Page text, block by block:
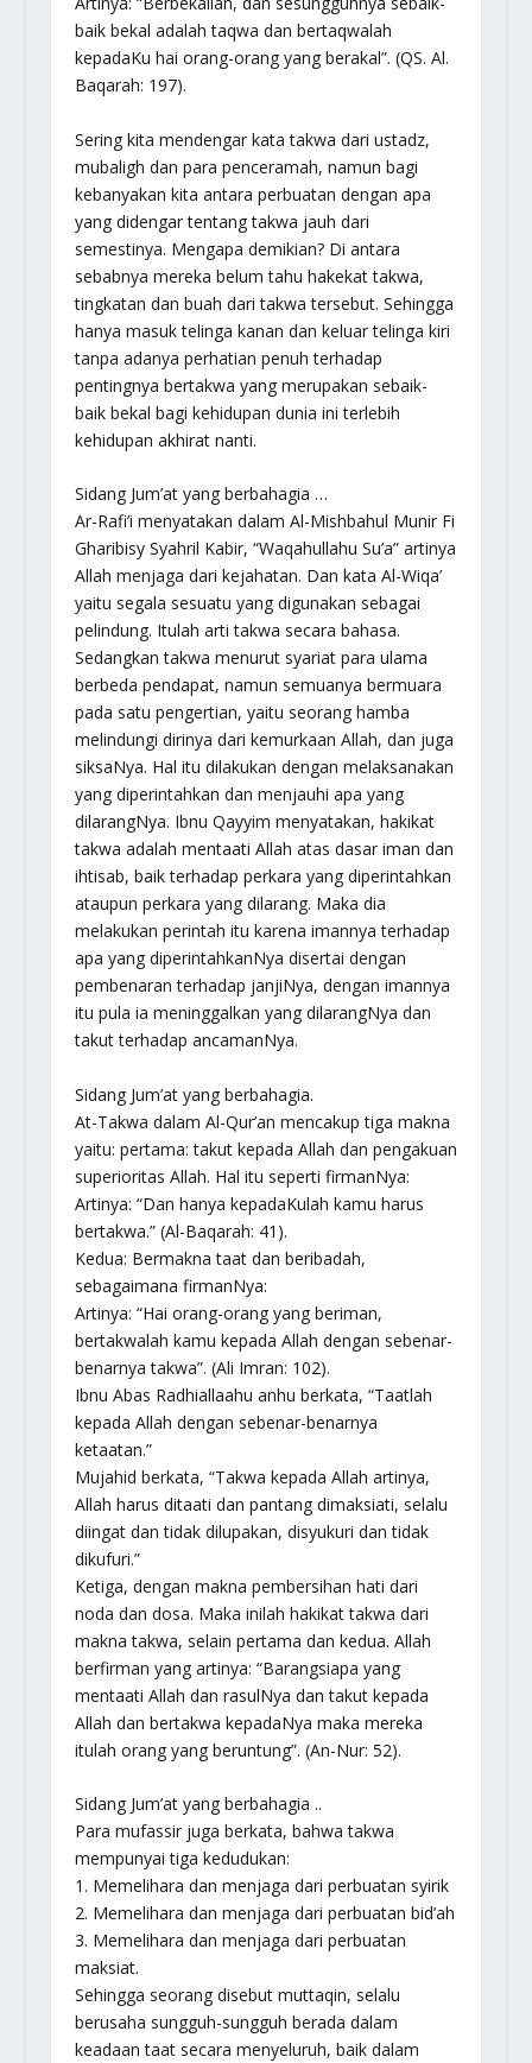
baik bekal adalah taqwa dan bertaqwalah
kepadaKu hai orang-orang yang berakal”. (QS. Al.
Baqarah: 197).
Sering kita mendengar kata takwa dari ustadz,
mubaligh dan para penceramah, namun bagi
kebanyakan kita antara perbuatan dengan apa
yang didengar tentang takwa jauh dari
semestinya. Mengapa demikian? Di antara
sebabnya mereka belum tahu hakekat takwa,
tingkatan dan buah dari takwa tersebut. Sehingga
hanya masuk telinga kanan dan keluar telinga kiri
tanpa adanya perhatian penuh terhadap
pentingnya bertakwa yang merupakan sebaik-
baik bekal bagi kehidupan dunia ini terlebih
kehidupan akhirat nanti.
Sidang Jum’at yang berbahagia …
Ar-Rafi’i menyatakan dalam Al-Mishbahul Munir Fi
Gharibisy Syahril Kabir, “Waqahullahu Su’a” artinya
Allah menjaga dari kejahatan. Dan kata Al-Wiqa’
yaitu segala sesuatu yang digunakan sebagai
pelindung. Itulah arti takwa secara bahasa.
Sedangkan takwa menurut syariat para ulama
berbeda pendapat, namun semuanya bermuara
pada satu pengertian, yaitu seorang hamba
melindungi dirinya dari kemurkaan Allah, dan juga
siksaNya. Hal itu dilakukan dengan melaksanakan
yang diperintahkan dan menjauhi apa yang
dilarangNya. Ibnu Qayyim menyatakan, hakikat
takwa adalah mentaati Allah atas dasar iman dan
ihtisab, baik terhadap perkara yang diperintahkan
ataupun perkara yang dilarang. Maka dia
melakukan perintah itu karena imannya terhadap
apa yang diperintahkanNya disertai dengan
pembenaran terhadap janjiNya, dengan imannya
itu pula ia meninggalkan yang dilarangNya dan
takut terhadap ancamanNya.
Sidang Jum’at yang berbahagia.
At-Takwa dalam Al-Qur’an mencakup tiga makna
yaitu: pertama: takut kepada Allah dan pengakuan
superioritas Allah. Hal itu seperti firmanNya:
Artinya: “Dan hanya kepadaKulah kamu harus
bertakwa.” (Al-Baqarah: 41).
Kedua: Bermakna taat dan beribadah,
sebagaimana firmanNya:
Artinya: “Hai orang-orang yang beriman,
bertakwalah kamu kepada Allah dengan sebenar-
benarnya takwa”. (Ali Imran: 102).
Ibnu Abas Radhiallaahu anhu berkata, “Taatlah
kepada Allah dengan sebenar-benarnya
ketaatan.”
Mujahid berkata, “Takwa kepada Allah artinya,
Allah harus ditaati dan pantang dimaksiati, selalu
diingat dan tidak dilupakan, disyukuri dan tidak
dikufuri.”
Ketiga, dengan makna pembersihan hati dari
noda dan dosa. Maka inilah hakikat takwa dari
makna takwa, selain pertama dan kedua. Allah
berfirman yang artinya: “Barangsiapa yang
mentaati Allah dan rasulNya dan takut kepada
Allah dan bertakwa kepadaNya maka mereka
itulah orang yang beruntung”. (An-Nur: 52).
Sidang Jum’at yang berbahagia ..
Para mufassir juga berkata, bahwa takwa
mempunyai tiga kedudukan:
1. Memelihara dan menjaga dari perbuatan syirik
2. Memelihara dan menjaga dari perbuatan bid’ah
3. Memelihara dan menjaga dari perbuatan
maksiat.
Sehingga seorang disebut muttaqin, selalu
berusaha sungguh-sungguh berada dalam
keadaan taat secara menyeluruh, baik dalam